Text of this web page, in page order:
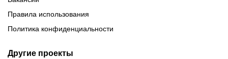
Правила использования
Политика конфиденциальности
Другие проекты